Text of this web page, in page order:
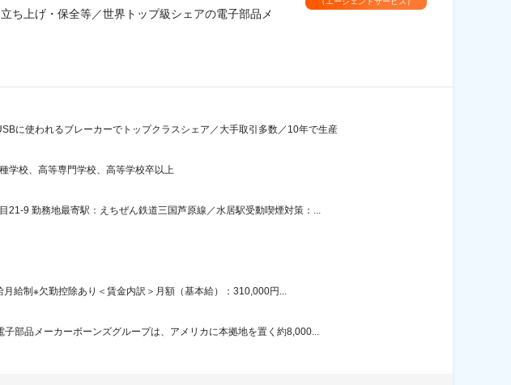
ち上げ・保全等／世界トップ級シェアの電子部品メ
に使われるブレーカーでトップクラスシェア／大手取引多数／10年で生産
学校、高等専門学校、高等学校卒以上
21-9 勤務地最寄駅：えちぜん鉄道三国芦原線／水居駅受動喫煙対策：...
給制※欠勤控除あり＜賃金内訳＞月額（基本給）：310,000円...
部品メーカーボーンズグループは、アメリカに本拠地を置く約8,000...